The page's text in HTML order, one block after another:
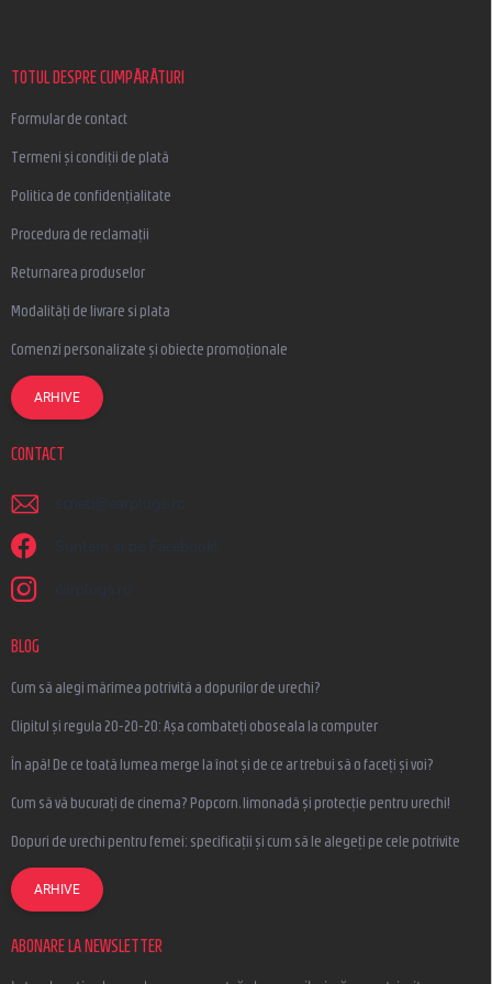
TOTUL DESPRE CUMPĂRĂTURI
Formular de contact
Termeni și condiții de plată
Politica de confidențialitate
Procedura de reclamații
Returnarea produselor
Modalități de livrare si plata
Comenzi personalizate și obiecte promoționale
ARHIVE
CONTACT
scrieti @ earplugs.ro
Suntem și pe Facebook!
earplugs.ro
BLOG
Cum să alegi mărimea potrivită a dopurilor de urechi?
Clipitul și regula 20-20-20: Așa combateți oboseala la computer
În apă! De ce toată lumea merge la înot și de ce ar trebui să o faceți și voi?
Cum să vă bucurați de cinema? Popcorn, limonadă și protecție pentru urechi!
Dopuri de urechi pentru femei: specificații și cum să le alegeți pe cele potrivite
ARHIVE
ABONARE LA NEWSLETTER